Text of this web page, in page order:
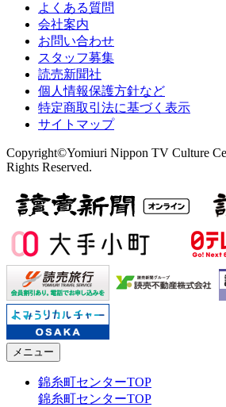
よくある質問
会社案内
お問い合わせ
スタッフ募集
読売新聞社
個人情報保護方針など
特定商取引法に基づく表示
サイトマップ
Copyright©Yomiuri Nippon TV Culture
Rights Reserved.
メニュー
錦糸町センターTOP
錦糸町センターTOP